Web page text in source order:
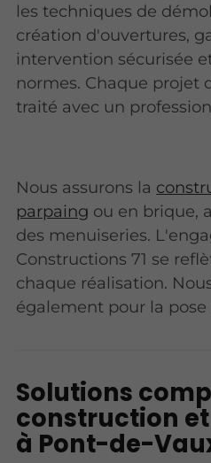
les techniques de
création d'ouvertures,
intervention sécurisée
normes. Chaque projet
traité avec un
Nous assurons la
parpaing ou en brique,
des menuiseries.
Constructions 71 se
chaque réalisation.
également pour la
Solutions
construction
à Pont-de-